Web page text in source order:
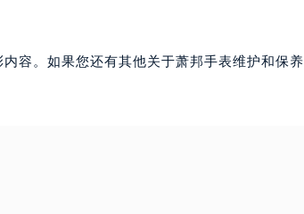
内容。如果您还有其他关于萧邦手表维护和保